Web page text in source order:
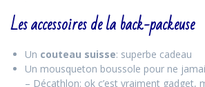
Les accessoires de la back-packeuse
Un couteau suisse: superbe cadeau
Un mousqueton boussole pour ne
– Décathlon: ok c’est vraiment gadget,